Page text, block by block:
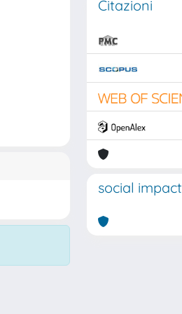
Citazioni
social impact